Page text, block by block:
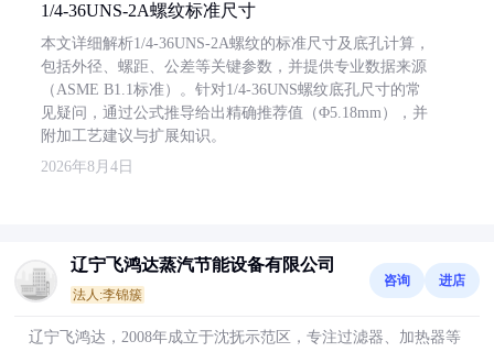
1/4-36UNS-2A螺纹标准尺寸
本文详细解析1/4-36UNS-2A螺纹的标准尺寸及底孔计算，
包括外径、螺距、公差等关键参数，并提供专业数据来源
（ASME B1.1标准）。针对1/4-36UNS螺纹底孔尺寸的常
见疑问，通过公式推导给出精确推荐值（Φ5.18mm），并
附加工艺建议与扩展知识。
2026年8月4日
辽宁飞鸿达蒸汽节能设备有限公司
法人:李锦簇
咨询 进店
辽宁飞鸿达，2008年成立于沈抚示范区，专注过滤器、加热器等